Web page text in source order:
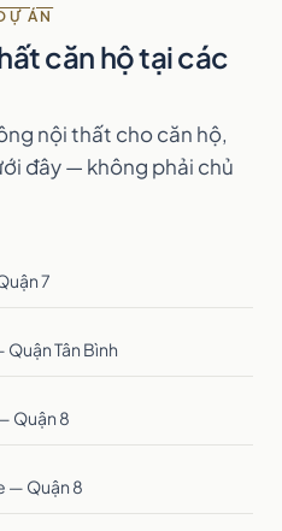
ÁN
căn hộ tại các
nội thất cho căn hộ,
đây — không phải chủ
7
Tân Bình
Quận 8
— Quận 8